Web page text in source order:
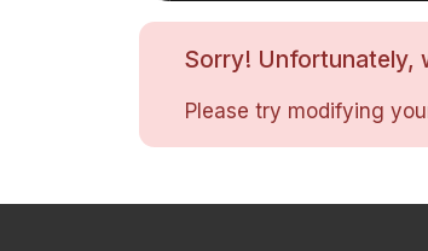
Sorry! Unfortunately,
Please try modifying